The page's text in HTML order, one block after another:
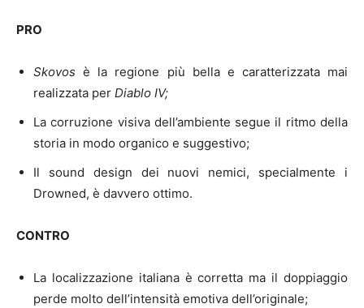
PRO
Skovos è la regione più bella e caratterizzata mai
realizzata per Diablo IV;
La corruzione visiva dell’ambiente segue il ritmo della
storia in modo organico e suggestivo;
Il sound design dei nuovi nemici, specialmente i
Drowned, è davvero ottimo.
CONTRO
La localizzazione italiana è corretta ma il doppiaggio
perde molto dell’intensità emotiva dell’originale;